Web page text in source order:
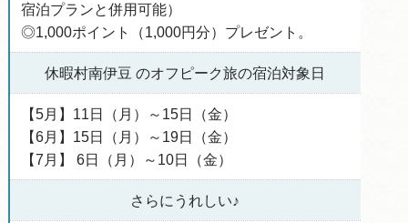
宿泊プランと併用可能）
◎1,000ポイント（1,000円分）プレゼント。
休暇村南伊豆 のオフピーク旅の宿泊対象日
【5月】11日（月）～15日（金）
【6月】15日（月）～19日（金）
【7月】 6日（月）～10日（金）
さらにうれしい♪